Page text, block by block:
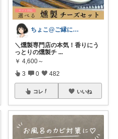
ちょこ@ご縁に感謝致します💗
＼燻製専門店の本気！香りにう
っとりの燻製チ ...
￥ 4,600～
3 0 482
コレ いいね